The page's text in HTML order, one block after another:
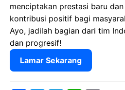
menciptakan prestasi baru
kontribusi positif bagi
Ayo, jadilah bagian dari tim
dan progresif!
Lamar Sekarang